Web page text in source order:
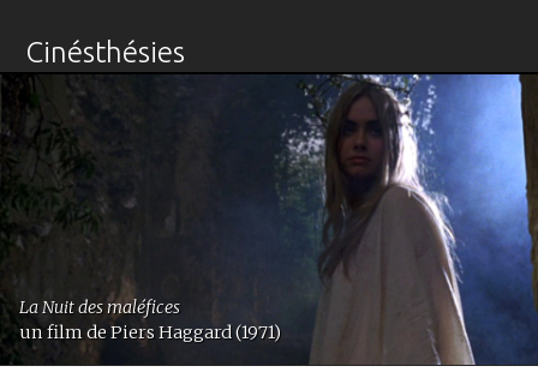
Cinésthésies
La Nuit des maléfices
un film de Piers Haggard (1971)